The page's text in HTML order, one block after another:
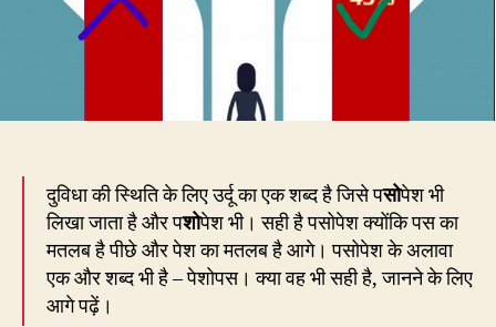
दुविधा की स्थिति के लिए उर्दू का एक शब्द है जिसे पसोपेश भी
लिखा जाता है और पशोपेश भी। सही है पसोपेश क्योंकि पस का
मतलब है पीछे और पेश का मतलब है आगे। पसोपेश के अलावा
एक और शब्द भी है – पेशोपस। क्या वह भी सही है, जानने के लिए
आगे पढ़ें।